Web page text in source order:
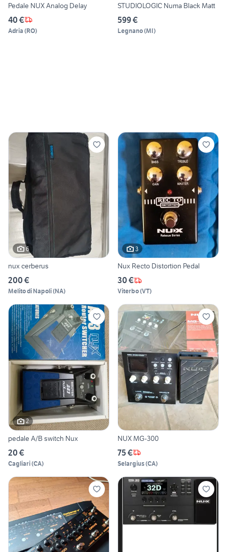
Pedale NUX Analog Delay
40 €
Adria (RO)
STUDIOLOGIC Numa Black Matt
599 €
Legnano(MI)
6
nux cerberus
200 €
Melito di Napoli(NA)
3
Nux Recto Distortion Pedal
30 €
Viterbo(VT)
2
pedale A/B switch Nux
20 €
Cagliari(CA)
NUX MG-300
75 €
Selargius(CA)